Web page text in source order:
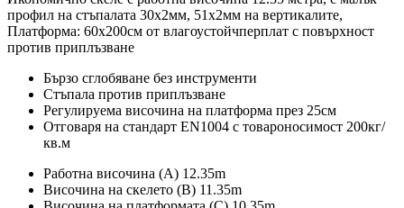
профил на стъпалата 30х2мм, 51x2мм на вертикалите,
Платформа: 60х200см от влагоустойчперплат с повърхност
против приплъзване
Бързо сглобяване без инструменти
Стъпала против приплъзване
Регулируема височина на платформа през 25см
Отговаря на стандарт EN1004 с товароносимост 200кг/
кв.м
Работна височина (А) 12.35m
Височина на скелето (B) 11.35m